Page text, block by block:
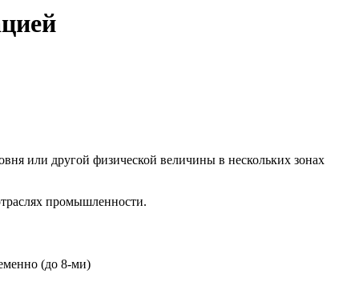
или другой физической величины в нескольких зонах
промышленности.
(до 8-ми)